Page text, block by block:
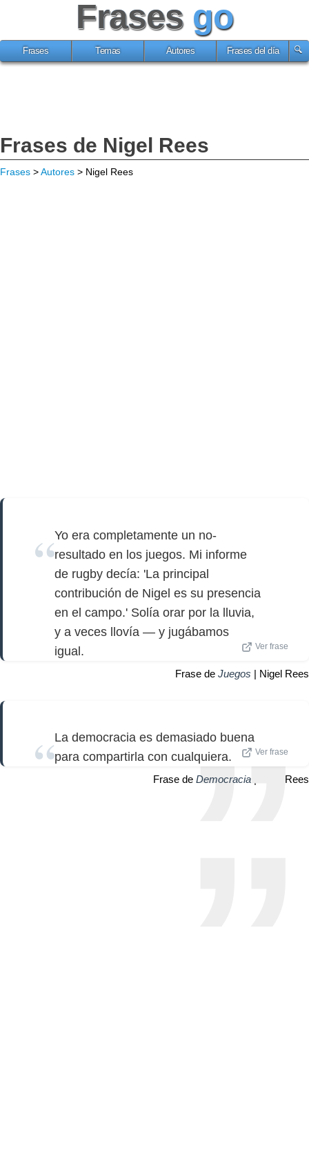
Frases go
Frases Temas Autores Frases del día
Frases de Nigel Rees
Frases >Autores > Nigel Rees
Yo era completamente un no-
resultado en los juegos. Mi informe
de rugby decía: 'La principal
contribución de Nigel es su presencia
en el campo.' Solía orar por la lluvia,
y a veces llovía — y jugábamos
igual.
Ver frase
Frase de Juegos | Nigel Rees
La democracia es demasiado buena
para compartirla con cualquiera.
Ver frase
Frase de Democracia | Nigel Rees